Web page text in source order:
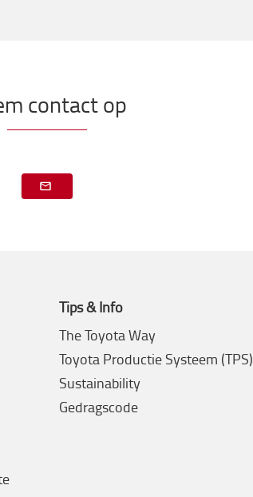
contact op
Tips & Info
The Toyota Way
Toyota Productie Systeem (TPS)
Sustainability
Gedragscode